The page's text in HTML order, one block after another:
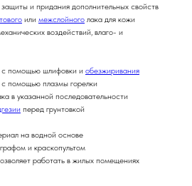
и придания дополнительных свойств
или межслойного лака для кожи
воздействий, влаго- и
с помощью шлифовки и обезжиривания
с помощью плазмы горелки
в указанной последовательности
перед грунтовкой
на водной основе
и краскопультом
работать в жилых помещениях